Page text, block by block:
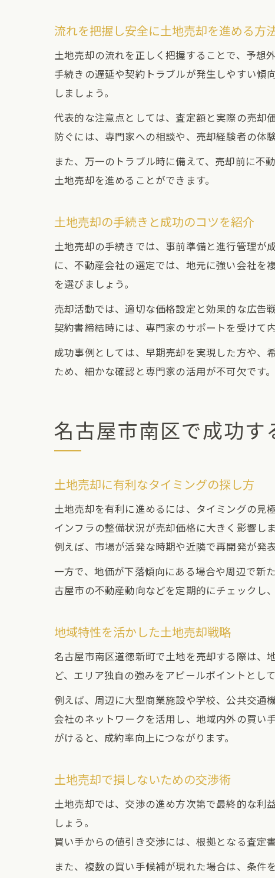
流れを把握し安全に土地売却を進める方
土地売却の流れを正しく把握することで、予想
手続きの遅延や契約トラブルが発生しやすい傾
しましょう。
代表的な注意点としては、査定額と実際の売却
防ぐには、専門家への相談や、売却経験者の体
また、万一のトラブル時に備えて、売却前に不
土地売却を進めることができます。
土地売却の手続きと成功のコツを紹介
土地売却の手続きでは、事前準備と進行管理が
に、不動産会社の選定では、地元に強い会社を
を選びましょう。
売却活動では、適切な価格設定と効果的な広告
契約書締結時には、専門家のサポートを受けて
成功事例としては、早期売却を実現した方や、
ため、細かな確認と専門家の活用が不可欠です。
名古屋市南区で成功す
土地売却に有利なタイミングの探し方
土地売却を有利に進めるには、タイミングの見
インフラの整備状況が売却価格に大きく影響しま
例えば、市場が活発な時期や近隣で再開発が発
一方で、地価が下落傾向にある場合や周辺で新
古屋市の不動産動向などを定期的にチェックし
地域特性を活かした土地売却戦略
名古屋市南区道徳新町で土地を売却する際は、
ど、エリア独自の強みをアピールポイントとし
例えば、周辺に大型商業施設や学校、公共交通
会社のネットワークを活用し、地域内外の買い
がけると、成約率向上につながります。
土地売却で損しないための交渉術
土地売却では、交渉の進め方次第で最終的な利
しょう。
買い手からの値引き交渉には、根拠となる査定
また、複数の買い手候補が現れた場合は、条